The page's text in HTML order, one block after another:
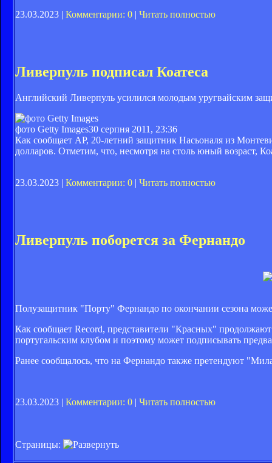
23.03.2023 | Комментарии: 0 | Читать полностью
Ливерпуль подписал Коатеса
Английский Ливерпуль усилился молодым уругвайским
фото Getty Images30 серпня 2011, 23:36
Как сообщает AP, 20-летний защитник Насьоналя из
долларов. Отметим, что, несмотря на столь юный возраст,
23.03.2023 | Комментарии: 0 | Читать полностью
Ливерпуль поборется за Фернандо
Полузащитник "Порту" Фернандо по окончании сезона
Как сообщает Record, представители "Красных" продолжают
португальским клубом и поэтому может подписывать
Ранее сообщалось, что на Фернандо также претендуют
23.03.2023 | Комментарии: 0 | Читать полностью
Страницы: